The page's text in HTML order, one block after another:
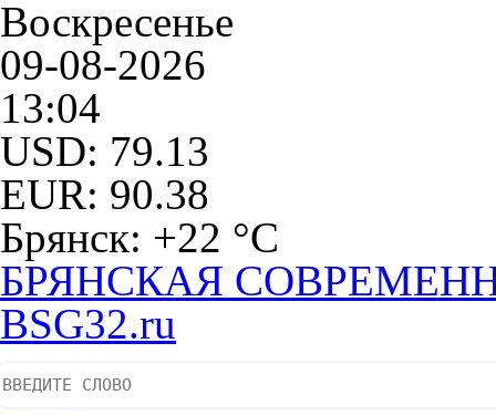
Воскресенье
09-08-2026
13:04
USD: 79.13
EUR: 90.38
Брянск: +22 °С
БРЯНСКАЯ
BSG32.ru